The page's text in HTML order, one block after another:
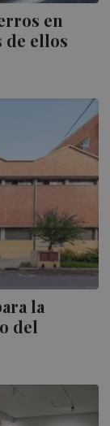
en
de ellos
la
del